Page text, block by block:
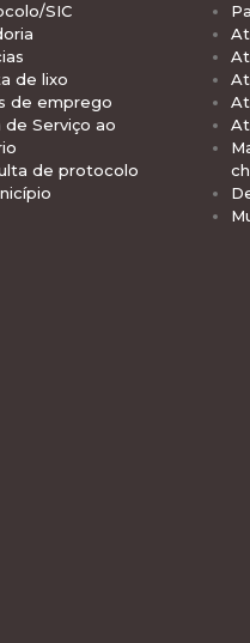
SIC
de lixo
de emprego
de Serviço ao
de protocolo